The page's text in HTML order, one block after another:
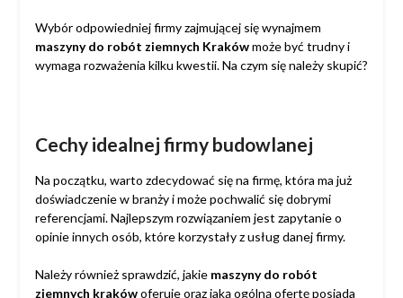
Wybór odpowiedniej firmy zajmującej się wynajmem
maszyny do robót ziemnych Krakówmoże być trudny i
wymaga rozważenia kilku kwestii. Na czym się należy skupić?
Cechy idealnej firmy budowlanej
Na początku, warto zdecydować się na firmę, która ma już
doświadczenie w branży i może pochwalić się dobrymi
referencjami. Najlepszym rozwiązaniem jest zapytanie o
opinie innych osób, które korzystały z usług danej firmy.
Należy również sprawdzić, jakie maszyny do robót
ziemnych krakówoferuje oraz jaką ogólną ofertę posiada